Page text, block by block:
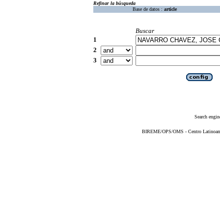
Refinar la búsqueda
Base de datos : article
Buscar
1
2
3
Search
BIREME/OPS/OMS - Centro